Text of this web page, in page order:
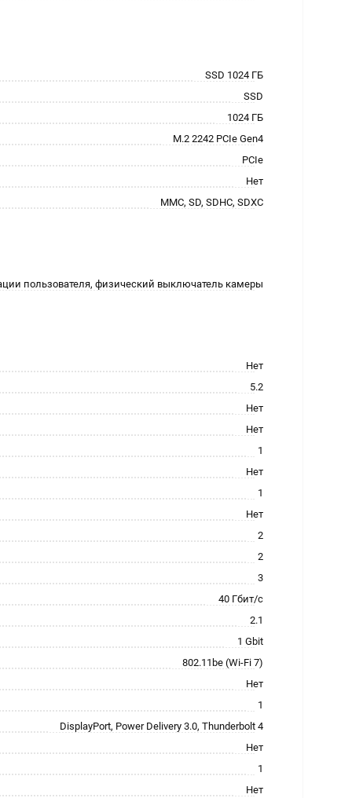
SSD 1024 ГБ
SSD
1024 ГБ
M.2 2242 PCIe Gen4
PCIe
Нет
MMC, SD, SDHC, SDXC
пользователя, физический выключатель камеры
Нет
5.2
Нет
Нет
1
Нет
1
Нет
2
2
3
40 Гбит/с
2.1
1 Gbit
802.11be (Wi-Fi 7)
Нет
1
DisplayPort, Power Delivery 3.0, Thunderbolt 4
Нет
1
Нет